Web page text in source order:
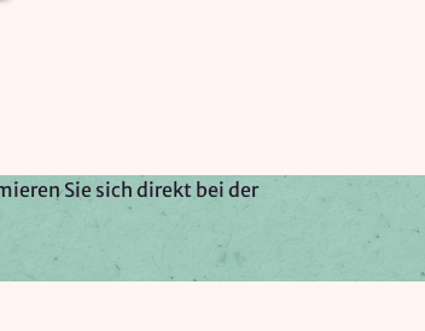
Sie sich direkt bei der